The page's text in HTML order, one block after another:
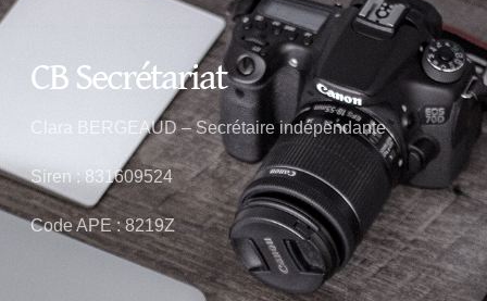
CB Secrétariat
Clara BERGEAUD – Secrétaire indépendante
Siren : 831609524
Code APE : 8219Z